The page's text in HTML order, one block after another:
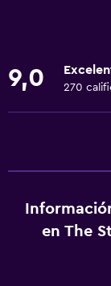
Fregadero bajo
Almohada sin
Ducha adaptada
Ascensor
9,0 270
en The